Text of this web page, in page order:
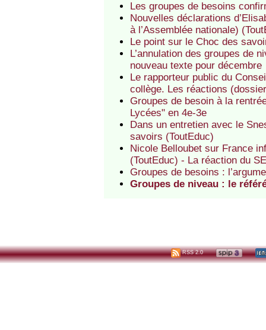
Les groupes de besoins
Nouvelles déclarations
à l’Assemblée nationale)
Le point sur le Choc des
L’annulation des groupes de
nouveau texte pour décembre
Le rapporteur public du
collège. Les réactions
Groupes de besoin à la
Lycées" en 4e-3e
Dans un entretien avec le
savoirs (ToutEduc)
Nicole Belloubet sur France
(ToutEduc) - La réaction du
Groupes de besoins :
Groupes de niveau : le
RSS 2.0